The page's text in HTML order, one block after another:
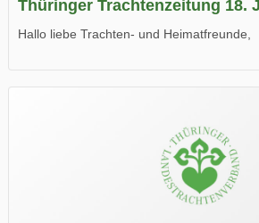
Thüringer Trachtenzeitung 18.
Hallo liebe Trachten- und Heimatfreunde,
Wir wünschen Euch viel Spaß beim Lesen.